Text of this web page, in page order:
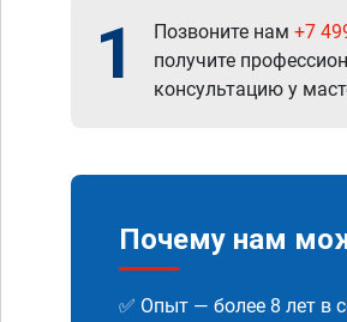
1 Позвоните нам +7
получите
консультацию у
Почему нам
✅ Опыт — более 8 лет в